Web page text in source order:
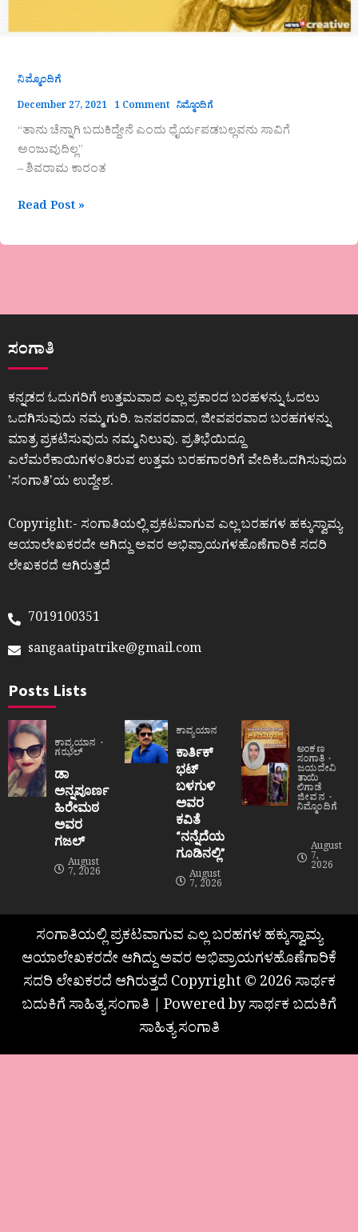
ನಿಮ್ಮೊಂದಿಗೆ
December 27, 2021 1 Comment ನಿಮ್ಮೊಂದಿಗೆ
“ತಾನು ಚೆನ್ನಾಗಿ ಬದುಕಿದ್ದೇನೆ ಎಂದು ಧೈರ್ಯಪಡಬಲ್ಲವನು ಸಾವಿಗೆ
ಅಂಜುವುದಿಲ್ಲ”
– ಶಿವರಾಮ ಕಾರಂತ
Read Post »
ಸಂಗಾತಿ
ಕನ್ನಡದ ಓದುಗರಿಗೆ ಉತ್ತಮವಾದ ಎಲ್ಲ ಪ್ರಕಾರದ ಬರಹಳನ್ನು ಓದಲು
ಒದಗಿಸುವುದು ನಮ್ಮ ಗುರಿ. ಜನಪರವಾದ, ಜೀವಪರವಾದ ಬರಹಗಳನ್ನು
ಮಾತ್ರ ಪ್ರಕಟಿಸುವುದು ನಮ್ಮ ನಿಲುವು. ಪ್ರತಿಭೆಯಿದ್ದೂ
ಎಲೆಮರೆಕಾಯಿಗಳಂತಿರುವ ಉತ್ತಮ ಬರಹಗಾರರಿಗೆ ವೇದಿಕೆಒದಗಿಸುವುದು
ʼಸಂಗಾತಿʼಯ ಉದ್ದೇಶ.
Copyright:- ಸಂಗಾತಿಯಲ್ಲಿ ಪ್ರಕಟವಾಗುವ ಎಲ್ಲ ಬರಹಗಳ ಹಕ್ಕುಸ್ವಾಮ್ಯ
ಆಯಾಲೇಖಕರದೇ ಆಗಿದ್ದು ಅವರ ಅಭಿಪ್ರಾಯಗಳಹೊಣೆಗಾರಿಕೆ ಸದರಿ
ಲೇಖಕರದೆ ಆಗಿರುತ್ತದೆ
7019100351
sangaatipatrike@gmail.com
Posts Lists
ಕಾವ್ಯಯಾನ
ಗಝಲ್
ಡಾ
ಅನ್ನಪೂರ್ಣ
ಹಿರೇಮಠ
ಅವರ
ಗಜಲ್
August
7, 2026
ಕಾವ್ಯಯಾನ
ಕಾರ್ತಿಕ್
ಭಟ್
ಬಳಗುಳಿ
ಅವರ
ಕವಿತೆ
“ನನ್ನೆದೆಯ
ಗೂಡಿನಲ್ಲಿ”
August
7, 2026
ಅಂಕಣ
ಸಂಗಾತಿ
ಜಯದೇವಿ
ತಾಯಿ
ಲಿಗಾಡೆ
ಜೀವನ
ನಿಮ್ಮೊಂದಿಗೆ
August
7,
2026
ಸಂಗಾತಿಯಲ್ಲಿ ಪ್ರಕಟವಾಗುವ ಎಲ್ಲ ಬರಹಗಳ ಹಕ್ಕುಸ್ವಾಮ್ಯ
ಆಯಾಲೇಖಕರದೇ ಆಗಿದ್ದು ಅವರ ಅಭಿಪ್ರಾಯಗಳಹೊಣೆಗಾರಿಕೆ
ಸದರಿ ಲೇಖಕರದೆ ಆಗಿರುತ್ತದೆ Copyright © 2026 ಸಾರ್ಥಕ
ಬದುಕಿಗೆ ಸಾಹಿತ್ಯ ಸಂಗಾತಿ | Powered by ಸಾರ್ಥಕ ಬದುಕಿಗೆ
ಸಾಹಿತ್ಯ ಸಂಗಾತಿ